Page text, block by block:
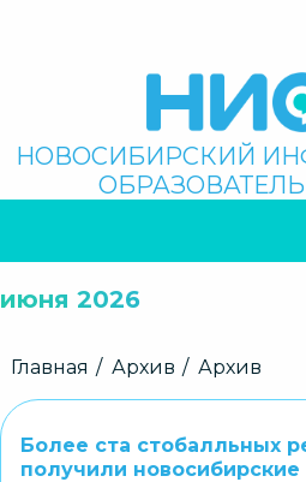
Поиск
НОВОСИБИРСКИЙ
НАВИГАЦИЯ
июня 2026
Строка
Главная Архив Архив
Более ста стобалльных
получили